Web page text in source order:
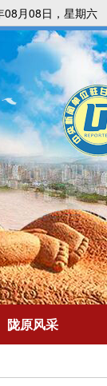
08月08日，星期六
陇原风采